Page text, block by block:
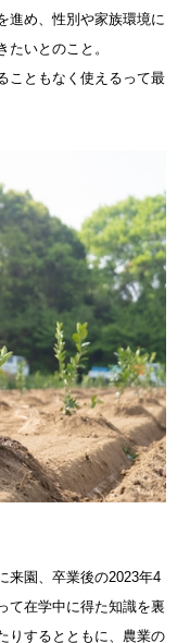
進め、性別や家族環境に
いとのこと。
こともなく使えるって最
来園、卒業後の2023年4
て在学中に得た知識を裏
りするとともに、農業の